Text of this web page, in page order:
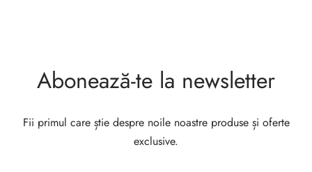
Abonează-te la newsletter
Fii primul care știe despre noile noastre produse și oferte
exclusive.